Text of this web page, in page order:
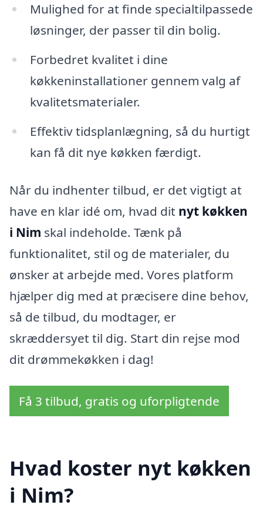
Mulighed for at finde specialtilpassede
løsninger, der passer til din bolig.
Forbedret kvalitet i dine
køkkeninstallationer gennem valg af
kvalitetsmaterialer.
Effektiv tidsplanlægning, så du hurtigt
kan få dit nye køkken færdigt.
Når du indhenter tilbud, er det vigtigt at
have en klar idé om, hvad dit nyt køkken
i Nim skal indeholde. Tænk på
funktionalitet, stil og de materialer, du
ønsker at arbejde med. Vores platform
hjælper dig med at præcisere dine behov,
så de tilbud, du modtager, er
skræddersyet til dig. Start din rejse mod
dit drømmekøkken i dag!
Få 3 tilbud, gratis og uforpligtende
Hvad koster nyt køkken
i Nim?